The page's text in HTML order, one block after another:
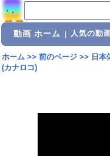
動画 ホーム 人気の動
ホーム>> 前のページ>> 日本
(カナロコ)